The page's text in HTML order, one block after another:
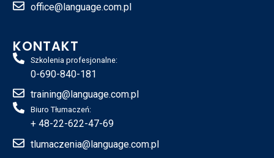
zaczniesz mówić jak native!
office@language.com.pl
KONTAKT
Szkolenia profesjonalne:
0-690-840-181
training@language.com.pl
Biuro Tłumaczeń:
+ 48-22-622-47-69
tlumaczenia@language.com.pl